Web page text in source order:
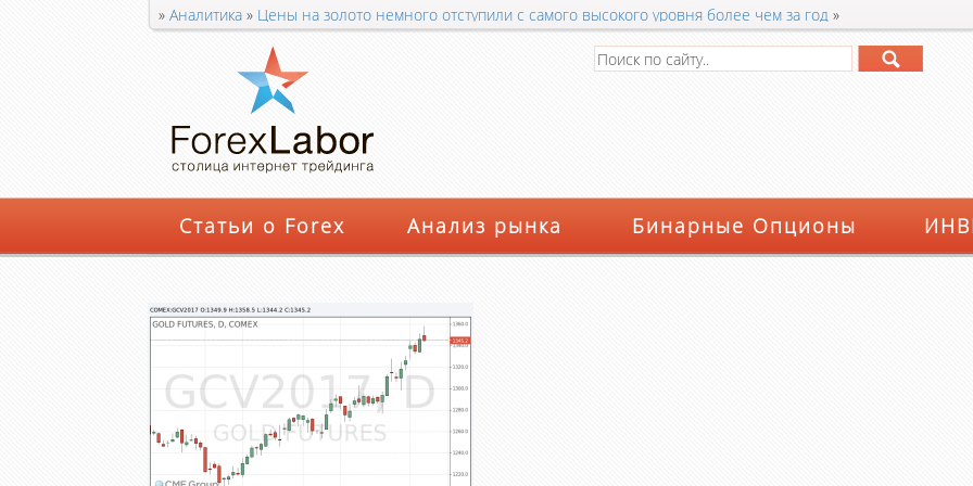
» Аналитика » Цены на золото немного отступили с самого высокого уровня более чем за год »
Статьи о Forex Анализ рынка Бинарные Опционы